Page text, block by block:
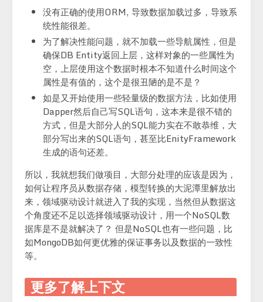
没有正确的使用ORM, 导致数据加载过多，导致系
统性能很差。
为了解决性能问题，就不加载一些导航属性，但是
确保DB Entity返回上层，这样对象的一些属性为
空，上层使用这个数据时根本不知道什么时间这个
属性是有值的，这个是很丑陋的是不是？
如是又开始使用一些轻量级的数据方法，比如使用
Dapper然后自己写SQL语句，这本来是很不错的
方式，但是大部分人的SQL能力实在不敢恭维，大
部分写出来的SQL语句，甚至比EnityFramework
生成的语句还差。
所以，我就想我们做项目，大部分处理的应该是因为，
如何让程序员从数据存储，模型转换的大泥潭里解放出
来，领域驱动设计就进入了我的实现，当然但从数据这
个角度还不足以选择领域驱动设计，用一个NoSQL数
据库是不是就解决了？ 但是NoSQL也有一些问题，比
如MongoDB如何更优雅的保证事务以及数据的一致性
等。
更多了解上下文